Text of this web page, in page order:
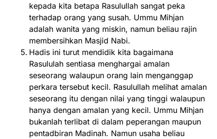
kepada kita betapa Rasulullah sangat peka
terhadap orang yang susah. Ummu Mihjan
adalah wanita yang miskin, namun beliau rajin
membersihkan Masjid Nabi.
Hadis ini turut mendidik kita bagaimana
Rasululah sentiasa menghargai amalan
seseorang walaupun orang lain menganggap
perkara tersebut kecil. Rasulullah melihat amalan
seseorang itu dengan nilai yang tinggi walaupun
hanya dengan amalan yang kecil. Ummu Mihjan
bukanlah terlibat di dalam peperangan maupun
pentadbiran Madinah. Namun usaha beliau